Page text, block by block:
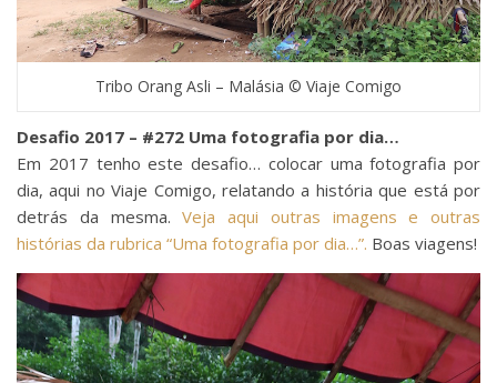
Tribo Orang Asli – Malásia © Viaje Comigo
Desafio 2017 – #272 Uma fotografia por dia…
Em 2017 tenho este desafio… colocar uma fotografia por
dia, aqui no Viaje Comigo, relatando a história que está por
detrás da mesma.Veja aqui outras imagens e outras
histórias da rubrica “Uma fotografia por dia…”. Boas viagens!